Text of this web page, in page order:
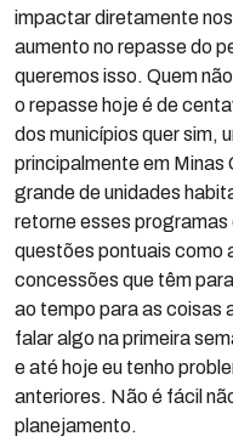
impactar diretamente
aumento no repasse do
queremos isso. Quem
o repasse hoje é de
dos municípios quer sim,
principalmente em
grande de unidades
retorne esses
questões pontuais como
concessões que têm
ao tempo para as coisas
falar algo na primeira
e até hoje eu tenho
anteriores. Não é fácil
planejamento.